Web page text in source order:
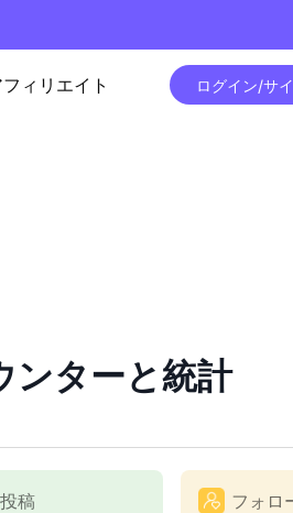
ィリエイト ログイン/サ
ターと統計
投稿 フォロ